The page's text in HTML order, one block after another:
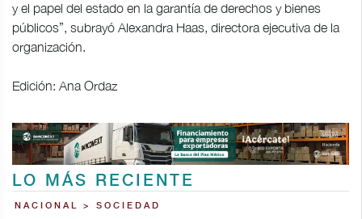
y el papel del estado en la garantía de derechos y bienes
públicos”, subrayó Alexandra Haas, directora ejecutiva de la
organización.
Edición: Ana Ordaz
LO MÁS RECIENTE
NACIONAL > SOCIEDAD